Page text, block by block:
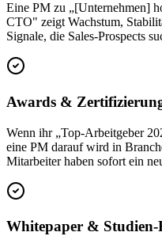
Eine PM zu „[Unternehmen]
CTO" zeigt Wachstum,
Signale, die Sales-Prospects
Awards &
Wenn ihr „Top-Arbeitgeber
eine PM darauf wird in
Mitarbeiter haben sofort ein
Whitepaper & Studien-